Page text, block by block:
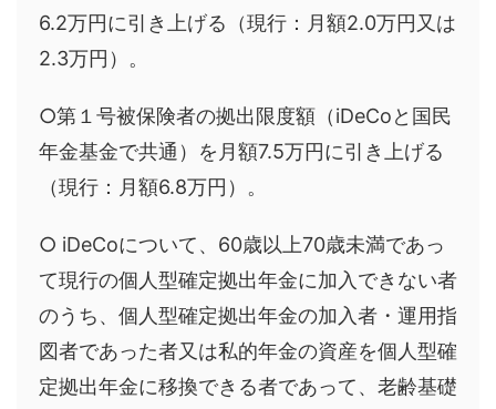
6.2万円に引き上げる（現行：月額2.0万円又は
2.3万円）。
○第１号被保険者の拠出限度額（iDeCoと国民
年金基金で共通）を月額7.5万円に引き上げる
（現行：月額6.8万円）。
○ iDeCoについて、60歳以上70歳未満であっ
て現行の個人型確定拠出年金に加入できない者
のうち、個人型確定拠出年金の加入者・運用指
図者であった者又は私的年金の資産を個人型確
定拠出年金に移換できる者であって、老齢基礎